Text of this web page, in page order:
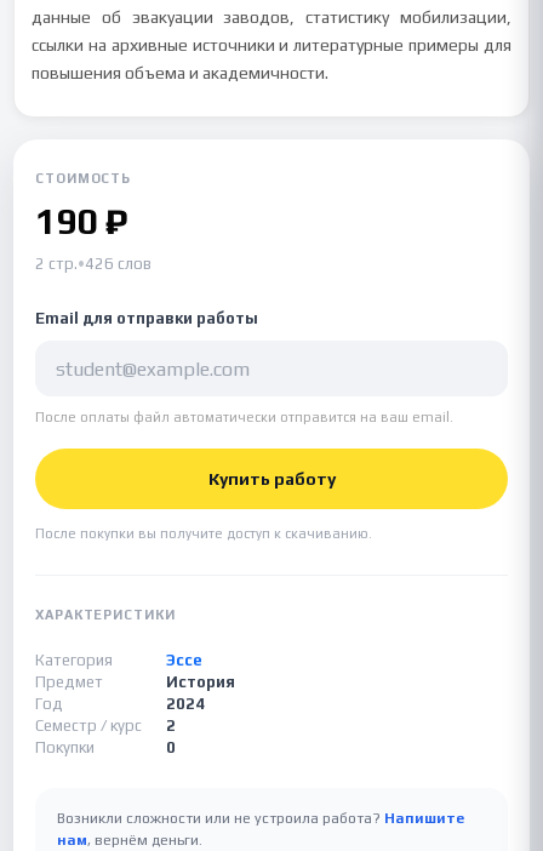
данные об эвакуации заводов, статистику мобилизации,
ссылки на архивные источники и литературные примеры для
повышения объема и академичности.
СТОИМОСТЬ
190 ₽
2 стр.•426 слов
Email для отправки работы
После оплаты файл автоматически отправится на ваш email.
Купить работу
После покупки вы получите доступ к скачиванию.
ХАРАКТЕРИСТИКИ
Категория
Эссе
Предмет
История
Год
2024
Семестр / курс
2
Покупки
0
Возникли сложности или не устроила работа? Напишите
нам, вернём деньги.